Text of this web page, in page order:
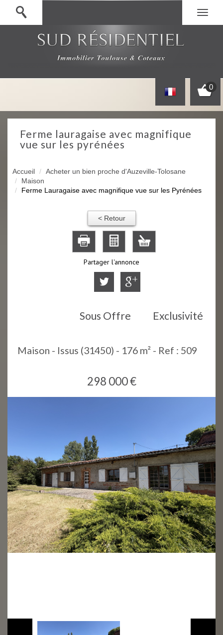
0
ferme lauragaise avec magnifique
vue sur les pyrénées
Accueil
Acheter un bien proche d'Auzeville-Tolosane
Maison
Ferme Lauragaise avec magnifique vue sur les Pyrénées
< Retour
Partager l'annonce
Sous Offre Exclusivité
Maison - Issus (31450) - 176 m² - Ref : 509
298 000€